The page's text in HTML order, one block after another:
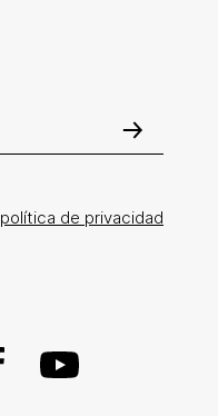
política de privacidad